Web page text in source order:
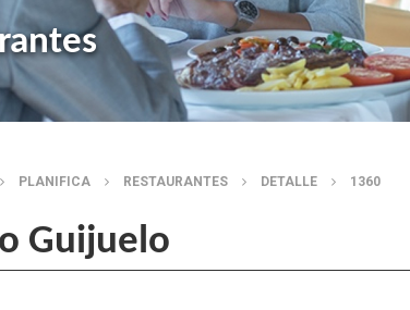
PLANIFICA RESTAURANTES DETALLE 1360
Guijuelo